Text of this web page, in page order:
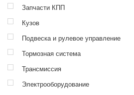
Запчасти КПП
Кузов
Подвеска и рулевое управление
Тормозная система
Трансмиссия
Электрооборудование